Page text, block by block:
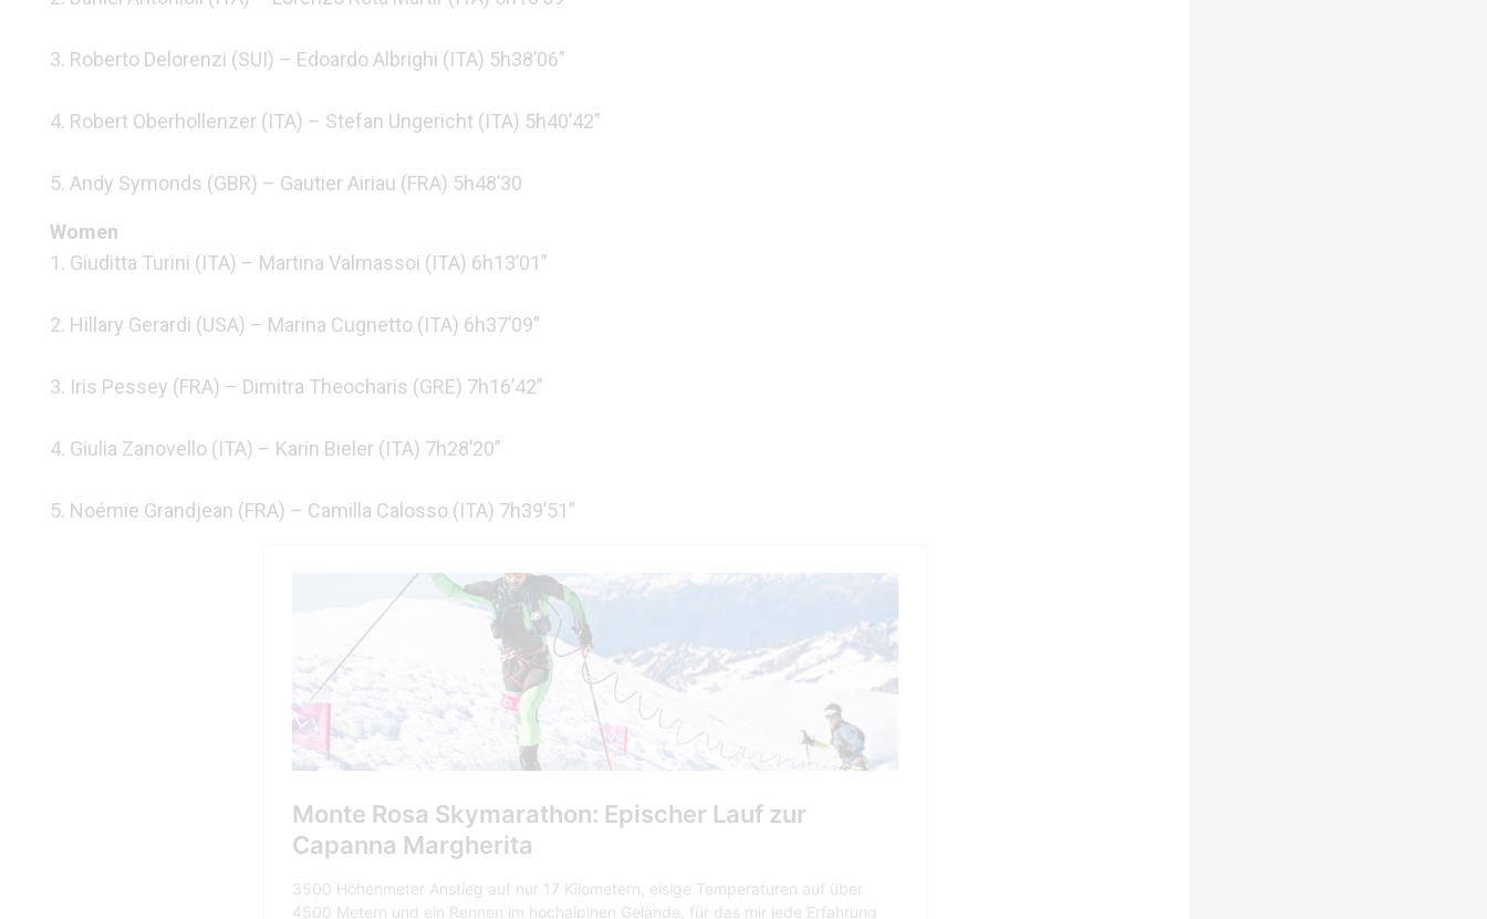
3. Roberto Delorenzi (SUI) – Edoardo Albrighi (ITA) 5h38’06”
4. Robert Oberhollenzer (ITA) – Stefan Ungericht (ITA) 5h40’42”
5. Andy Symonds (GBR) – Gautier Airiau (FRA) 5h48’30
Women
1. Giuditta Turini (ITA) – Martina Valmassoi (ITA) 6h13’01”
2. Hillary Gerardi (USA) – Marina Cugnetto (ITA) 6h37’09”
3. Iris Pessey (FRA) – Dimitra Theocharis (GRE) 7h16’42”
4. Giulia Zanovello (ITA) – Karin Bieler (ITA) 7h28’20”
5. Noémie Grandjean (FRA) – Camilla Calosso (ITA) 7h39’51”